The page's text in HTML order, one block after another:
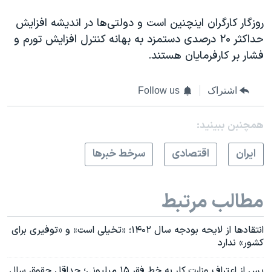
روزگار کارگران اینچنین است و دولتی‌ها در اندیشه افزایش
حداکثر ۲۰ درصدی دستمزد به بهانه کنترل افزایش تورم و
فشار بر کارفرمایان هستند.
اشتراک Follow us
همچنبن ببینید:
ايران
اقتصادی سرخط خبرها
مطالب مرتبط
انتقادها از لایحه بودجه سال ۱۴۰۲؛ «تخیلی است» و «توفیری برای
کشور» ندارد